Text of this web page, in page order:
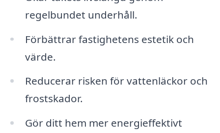
regelbundet underhåll.
Förbättrar fastighetens estetik och
värde.
Reducerar risken för vattenläckor och
frostskador.
Gör ditt hem mer energieffektivt